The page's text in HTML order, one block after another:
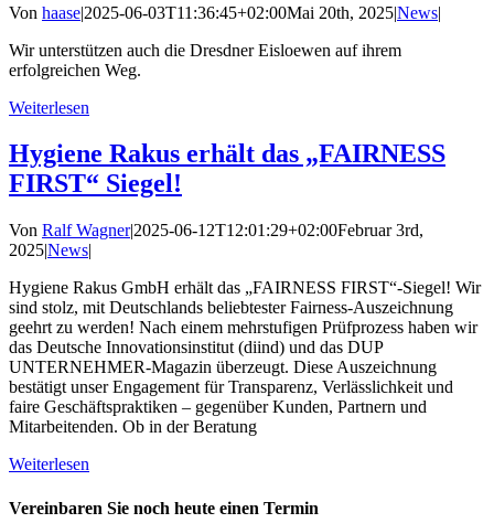
Von haase|2025-06-03T11:36:45+02:00Mai 20th, 2025|News|
Wir unterstützen auch die Dresdner Eisloewen auf ihrem
erfolgreichen Weg.
Weiterlesen
Hygiene Rakus erhält das „FAIRNESS
FIRST“ Siegel!
Von Ralf Wagner|2025-06-12T12:01:29+02:00Februar 3rd,
2025|News|
Hygiene Rakus GmbH erhält das „FAIRNESS FIRST“-Siegel! Wir
sind stolz, mit Deutschlands beliebtester Fairness-Auszeichnung
geehrt zu werden! Nach einem mehrstufigen Prüfprozess haben wir
das Deutsche Innovationsinstitut (diind) und das DUP
UNTERNEHMER-Magazin überzeugt. Diese Auszeichnung
bestätigt unser Engagement für Transparenz, Verlässlichkeit und
faire Geschäftspraktiken – gegenüber Kunden, Partnern und
Mitarbeitenden. Ob in der Beratung
Weiterlesen
Vereinbaren Sie noch heute einen Termin